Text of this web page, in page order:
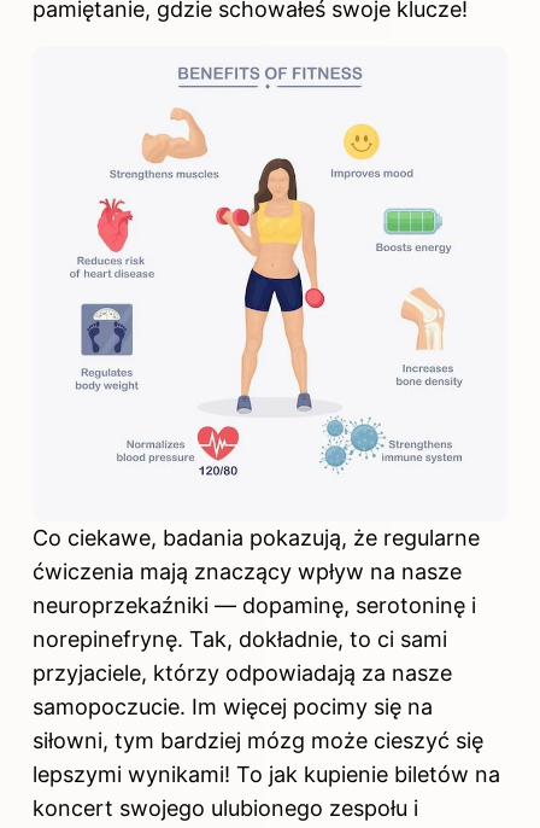
pamiętanie, gdzie schowałeś swoje klucze!
Co ciekawe, badania pokazują, że regularne
ćwiczenia mają znaczący wpływ na nasze
neuroprzekaźniki — dopaminę, serotoninę i
norepinefrynę. Tak, dokładnie, to ci sami
przyjaciele, którzy odpowiadają za nasze
samopoczucie. Im więcej pocimy się na
siłowni, tym bardziej mózg może cieszyć się
lepszymi wynikami! To jak kupienie biletów na
koncert swojego ulubionego zespołu i